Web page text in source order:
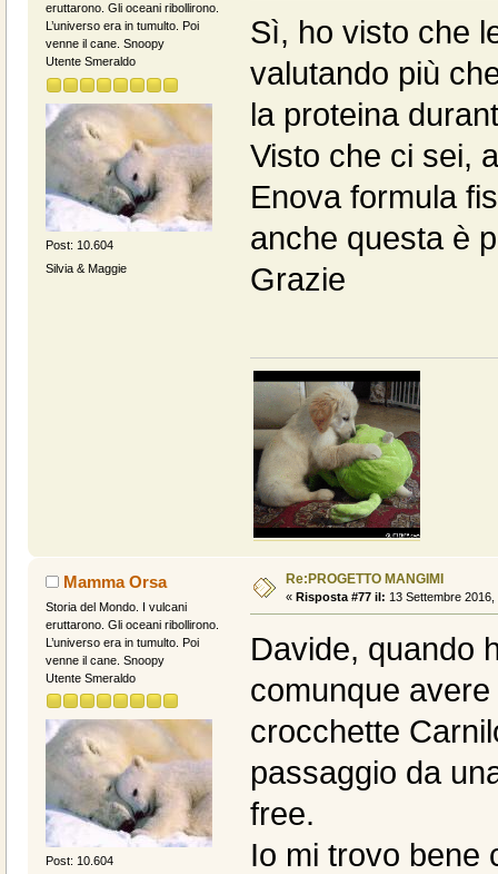
eruttarono. Gli oceani ribollirono.
L’universo era in tumulto. Poi
venne il cane. Snoopy
Utente Smeraldo
Post: 10.604
Silvia & Maggie
Sì, ho visto che
valutando più
la proteina
Visto che ci sei,
Enova formula
anche questa è
Grazie
Mamma Orsa
Storia del Mondo. I vulcani
eruttarono. Gli oceani ribollirono.
L’universo era in tumulto. Poi
venne il cane. Snoopy
Utente Smeraldo
Post: 10.604
Re:PROGETTO MANGIMI
« Risposta #77 il: 13 Settembre 2016,
Davide, quando
comunque
crocchette
passaggio da
free.
Io mi trovo bene